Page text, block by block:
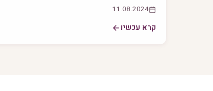
11.08.2024
קרא עכשיו